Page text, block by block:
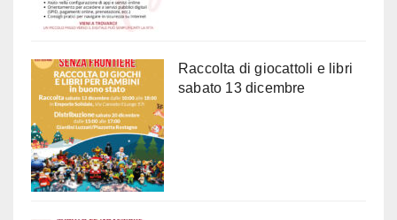
Raccolta di giocattoli e libri
sabato 13 dicembre